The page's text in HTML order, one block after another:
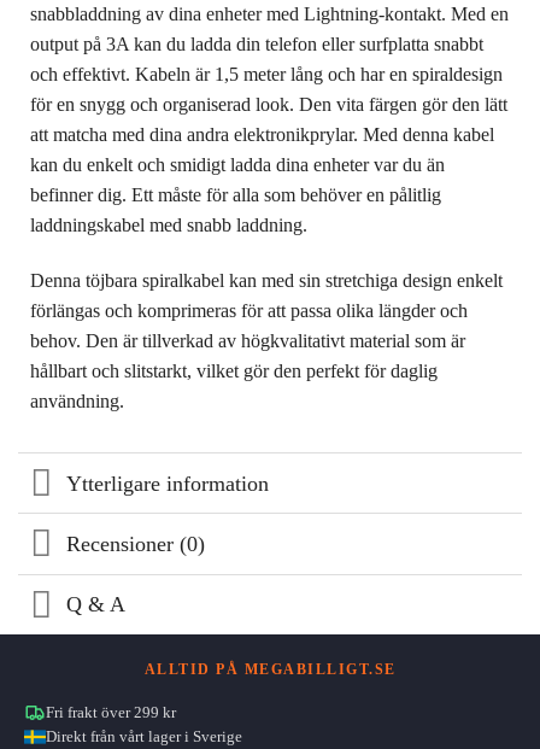
snabbladdning av dina enheter med Lightning-kontakt. Med en
output på 3A kan du ladda din telefon eller surfplatta snabbt
och effektivt. Kabeln är 1,5 meter lång och har en spiraldesign
för en snygg och organiserad look. Den vita färgen gör den lätt
att matcha med dina andra elektronikprylar. Med denna kabel
kan du enkelt och smidigt ladda dina enheter var du än
befinner dig. Ett måste för alla som behöver en pålitlig
laddningskabel med snabb laddning.
Denna töjbara spiralkabel kan med sin stretchiga design enkelt
förlängas och komprimeras för att passa olika längder och
behov. Den är tillverkad av högkvalitativt material som är
hållbart och slitstarkt, vilket gör den perfekt för daglig
användning.
Ytterligare information
Recensioner (0)
Q & A
ALLTID PÅ MEGABILLIGT.SE
Fri frakt över 299 kr
Direkt från vårt lager i Sverige